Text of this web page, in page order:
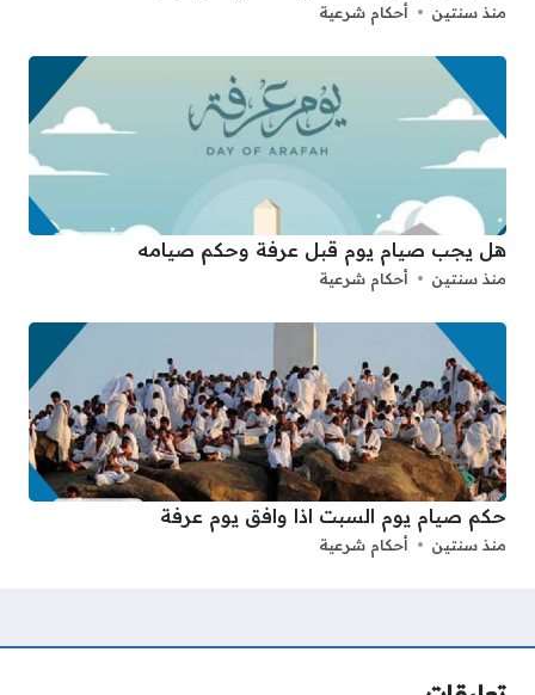
منذ سنتين أحكام شرعية
هل يجب صيام يوم قبل عرفة وحكم صيامه
منذ سنتين أحكام شرعية
حكم صيام يوم السبت اذا وافق يوم عرفة
منذ سنتين أحكام شرعية